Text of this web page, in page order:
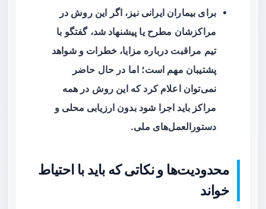
برای بیماران ایرانی نیز، اگر این روش در
مراکزشان مطرح یا پیشنهاد شد، گفتگو با
تیم مراقبت درباره مزایا، خطرات و شواهد
پشتیبان مهم است؛ اما در حال حاضر
نمی‌توان اعلام کرد که این روش در همه
مراکز باید اجرا شود بدون ارزیابی محلی و
دستورالعمل‌های ملی.
محدودیت‌ها و نکاتی که باید با احتیاط
خواند